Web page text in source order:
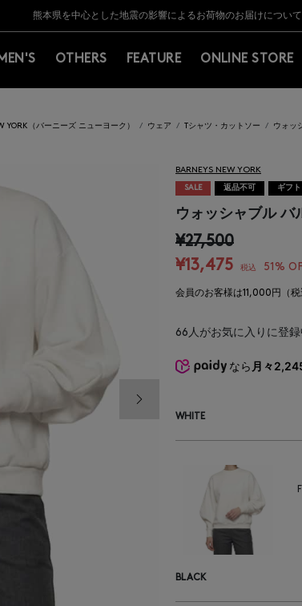
BARNEYS＞会員のお客様は11,000円（税込）以上のお買上げで常時
【夏季休業に伴う返品・交換承り一時停止のお知らせ】（
熊本県を中心とした地震の影響によるお荷物のお届けについて
【開催中】SUMMER SALEのご案内・ご注意事項
BARNEYS＞会員のお客様は11,000円（税込）以上のお買上げで常時
【夏季休業に伴う返品・交換承り一時停止のお知らせ】（
MEN'S OTHERS FEATURE ONLINE STORE
YORK（バーニーズ ニューヨーク） ウェア Tシャツ・カットソー ウォッ
BARNEYS NEW YORK
SALE
返品不可 ギフ
ウォッシャブル バ
¥27,500
¥13,475
税込 51%
会員のお客様は11,000円（
66人がお気に入りに登録
なら 月々
WHITE
F
BLACK